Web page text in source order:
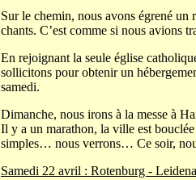
Sur le chemin, nous avons égrené
chants. C’est comme si nous avions
En rejoignant la seule église
sollicitons pour obtenir un
samedi.
Dimanche, nous irons à la messe à
Il y a un marathon, la ville est
simples… nous verrons… Ce soir,
Samedi 22 avril : Rotenburg -